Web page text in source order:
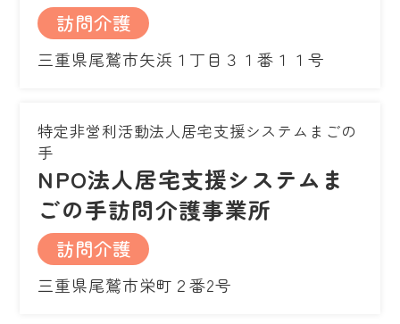
訪問介護
三重県尾鷲市矢浜１丁目３１番１１号
特定非営利活動法人居宅支援システムまごの
手
NPO法人居宅支援システムま
ごの手訪問介護事業所
訪問介護
三重県尾鷲市栄町２番2号